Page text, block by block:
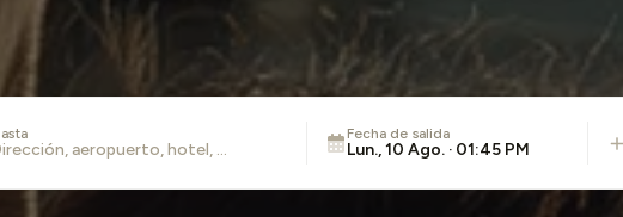
Fecha de salida
Lun., 10 Ago. · 01:45 PM